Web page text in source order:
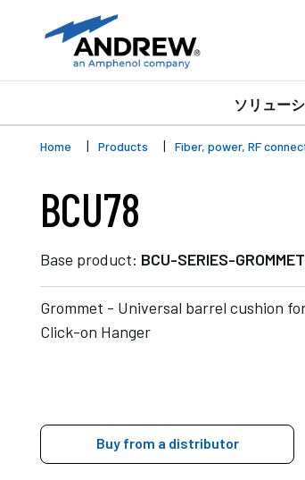
ソリュー
Home Products Fiber, power, RF
BCU78
Base product: BCU-SERIES-
Grommet - Universal barrel cushion
Click-on Hanger
Buy from a distributor